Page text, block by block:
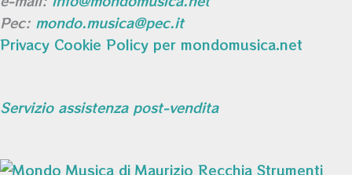
Pec: mondo.musica@pec.it
Privacy Cookie Policy per mondomusica.net
Servizio assistenza post-vendita